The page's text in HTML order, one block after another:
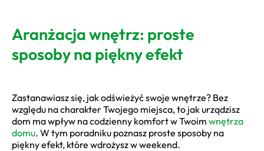
Aranżacja wnętrz: proste
sposoby na piękny efekt
Zastanawiasz się, jak odświeżyć swoje wnętrze? Bez
względu na charakter Twojego miejsca, to jak urządzisz
dom ma wpływ na codzienny komfort w Twoim wnętrza
domu. W tym poradniku poznasz proste sposoby na
piękny efekt, które wdrożysz w weekend.